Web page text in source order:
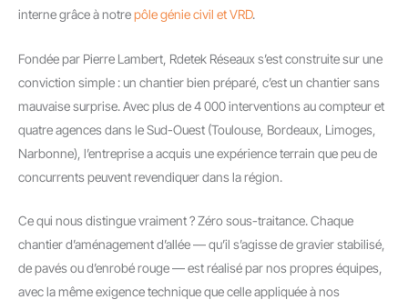
interne grâce à notrepôle génie civil et VRD.
Fondée par Pierre Lambert, Rdetek Réseaux s’est construite sur une
conviction simple : un chantier bien préparé, c’est un chantier sans
mauvaise surprise. Avec plus de 4 000 interventions au compteur et
quatre agences dans le Sud-Ouest (Toulouse, Bordeaux, Limoges,
Narbonne), l’entreprise a acquis une expérience terrain que peu de
concurrents peuvent revendiquer dans la région.
Ce qui nous distingue vraiment ? Zéro sous-traitance. Chaque
chantier d’aménagement d’allée — qu’il s’agisse de gravier stabilisé,
de pavés ou d’enrobé rouge — est réalisé par nos propres équipes,
avec la même exigence technique que celle appliquée à nos